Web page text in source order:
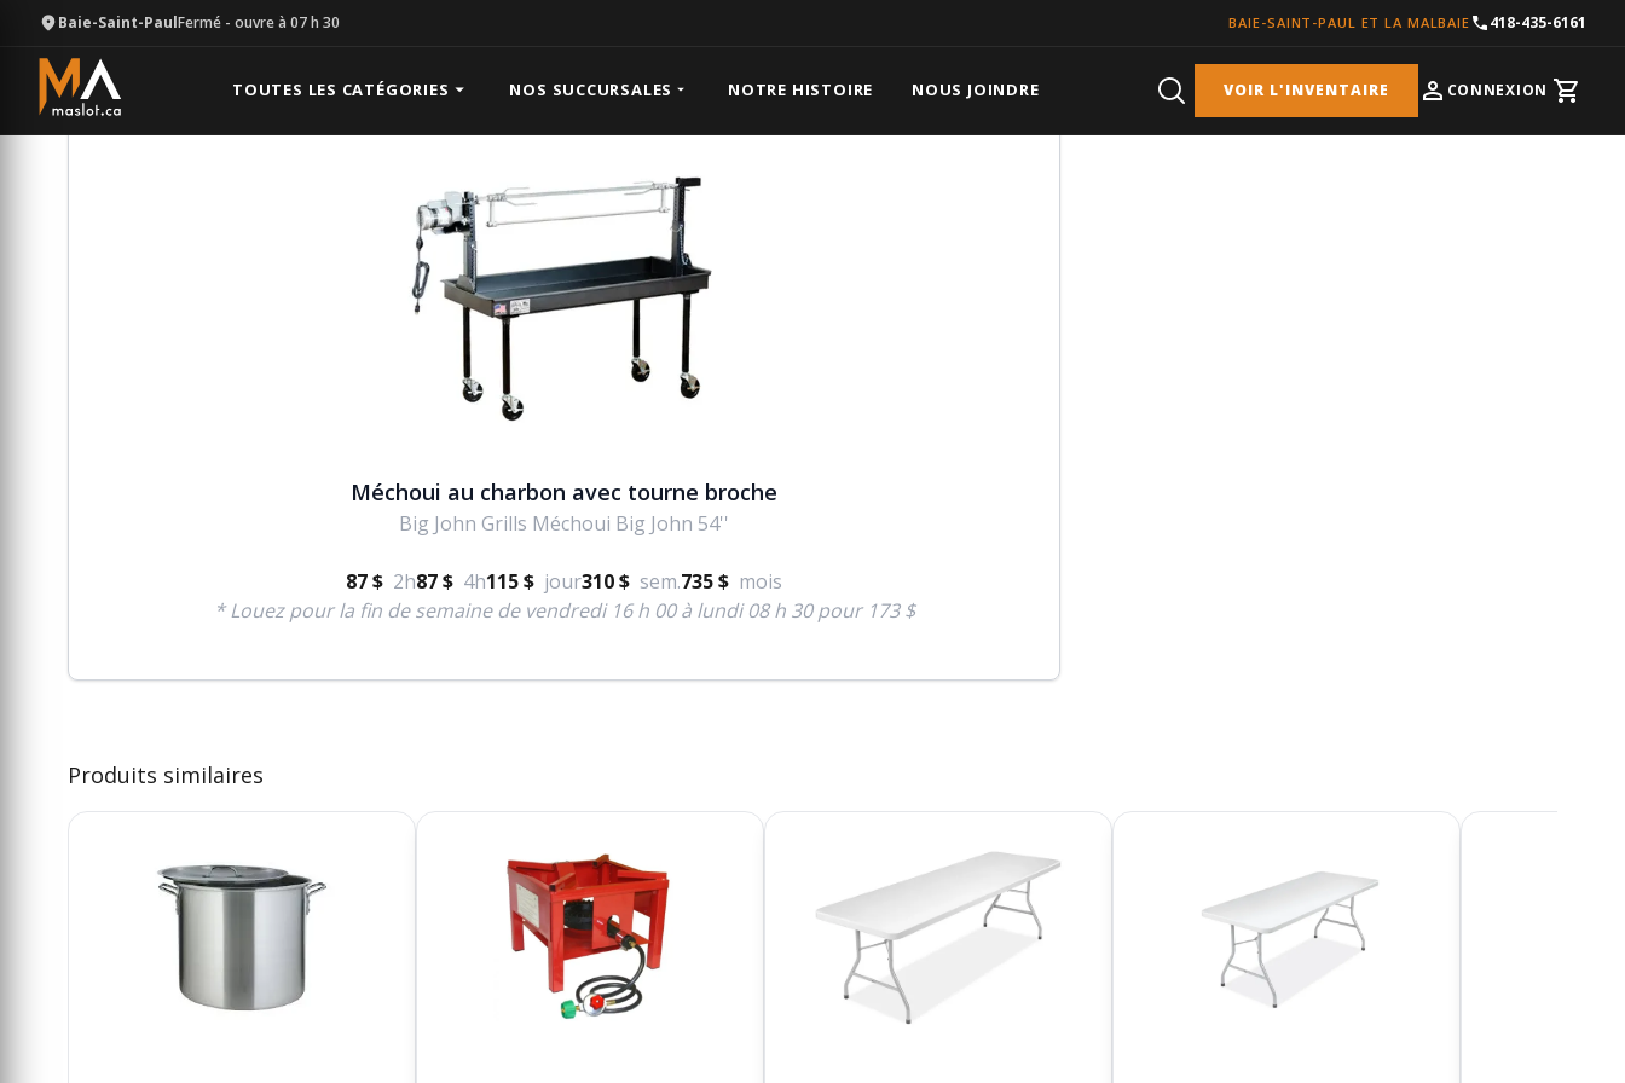
Baie-Saint-PaulFermé - ouvre à 07 h 30 BAIE-SAINT-PAUL ET LA MALBAIE 418-435-6161
TOUTES LES CATÉGORIES NOS SUCCURSALES NOTRE HISTOIRE NOUS JOINDRE VOIR L'INVENTAIRE CONNEXION Cart
Équipement Fête Méchoui au charbon avec tourne broche
Méchoui au charbon avec tourne broche
Big John Grills Méchoui Big John 54''
87 $ 2h87 $ 4h115 $ jour310 $ sem.735 $ mois
* Louez pour la fin de semaine de vendredi 16 h 00 à lundi 08 h 30 pour 173 $
Produits similaires